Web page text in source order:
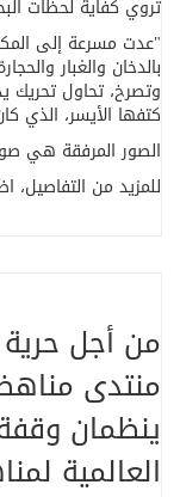
تروي كفاية لحظات
"عدت مسرعة إلى
بالدخان والغبار
وتصرخ، تحاول تحريك
كتفها الأيسر، الذي
الصور المرفقة هي
للمزيد من التفاصيل،
من أجل
منتدى
ينظمان
العالمية